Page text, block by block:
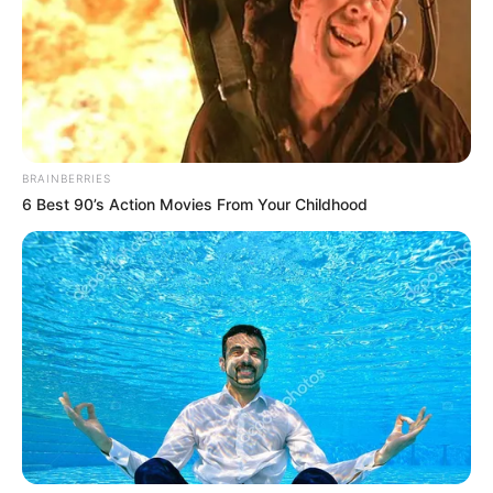
“Estamos haciendo asistencia técnica en esta parte del
territorioafectada por las fuertes lluvias que se están
presentando en el Alto San Jorge, lo que generó el
rompimiento del jarillón en el sector llamado Berlín, en el
municipio de Buenavista. Haremos la gestión que sea
pertinente para mitigar el riesgo en esta época”, explicó
Henry Licona, director de Gestión del riesgo
departamental.
Además de forma simultánea realizaron visitas en
BRAINBERRIES
6 Best 90’s Action Movies From Your Childhood